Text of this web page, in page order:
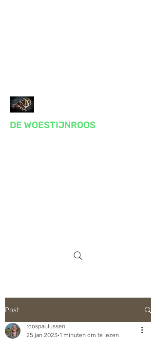
DE WOESTIJNROOS
Post
roospaulussen
25 jan 2023 1 minuten om te lezen